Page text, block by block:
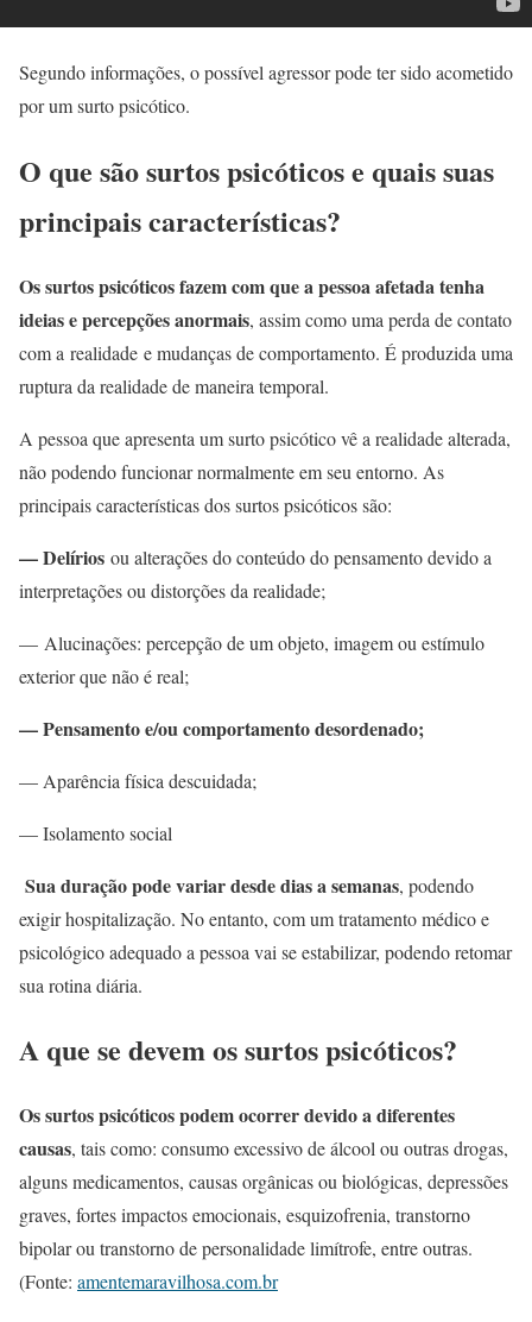
Segundo informações, o possível agressor pode ter sido acometido
por um surto psicótico.
O que são surtos psicóticos e quais suas
principais características?
Os surtos psicóticos fazem com que a pessoa afetada tenha
ideias e percepções anormais, assim como uma perda de contato
com a realidade e mudanças de comportamento. É produzida uma
ruptura da realidade de maneira temporal.
A pessoa que apresenta um surto psicótico vê a realidade alterada,
não podendo funcionar normalmente em seu entorno. As
principais características dos surtos psicóticos são:
— Delírios ou alterações do conteúdo do pensamento devido a
interpretações ou distorções da realidade;
— Alucinações: percepção de um objeto, imagem ou estímulo
exterior que não é real;
— Pensamento e/ou comportamento desordenado;
— Aparência física descuidada;
— Isolamento social
Sua duração pode variar desde dias a semanas, podendo
exigir hospitalização. No entanto, com um tratamento médico e
psicológico adequado a pessoa vai se estabilizar, podendo retomar
sua rotina diária.
A que se devem os surtos psicóticos?
Os surtos psicóticos podem ocorrer devido a diferentes
causas, tais como: consumo excessivo de álcool ou outras drogas,
alguns medicamentos, causas orgânicas ou biológicas, depressões
graves, fortes impactos emocionais, esquizofrenia, transtorno
bipolar ou transtorno de personalidade limítrofe, entre outras.
(Fonte: amentemaravilhosa.com.br